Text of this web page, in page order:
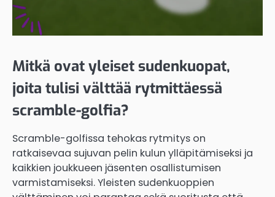
Mitkä ovat yleiset sudenkuopat,
joita tulisi välttää rytmittäessä
scramble-golfia?
Scramble-golfissa tehokas rytmitys on
ratkaisevaa sujuvan pelin kulun ylläpitämiseksi ja
kaikkien joukkueen jäsenten osallistumisen
varmistamiseksi. Yleisten sudenkuoppien